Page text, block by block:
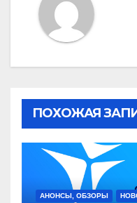
ПОХОЖАЯ
АНОНСЫ, ОБЗОРЫ